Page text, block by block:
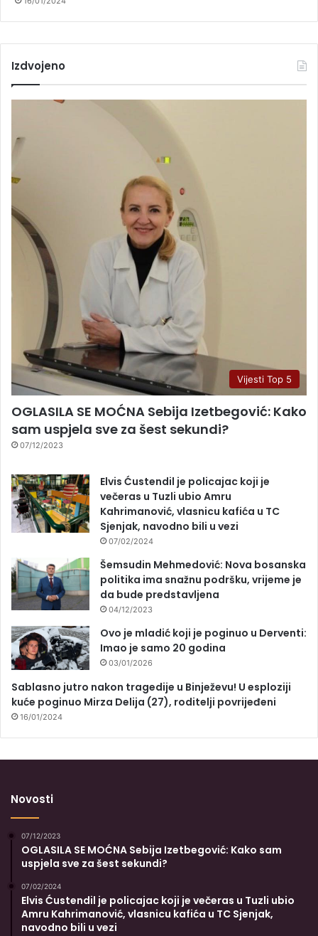
Izdvojeno
Vijesti Top 5
OGLASILA SE MOĆNA Sebija Izetbegović: Kako
sam uspjela sve za šest sekundi?
07/12/2023
Elvis Ćustendil je policajac koji je
večeras u Tuzli ubio Amru
Kahrimanović, vlasnicu kafića u TC
Sjenjak, navodno bili u vezi
07/02/2024
Šemsudin Mehmedović: Nova bosanska
politika ima snažnu podršku, vrijeme je
da bude predstavljena
04/12/2023
Ovo je mladić koji je poginuo u Derventi:
Imao je samo 20 godina
03/01/2026
Sablasno jutro nakon tragedije u Binježevu! U esploziji
kuće poginuo Mirza Delija (27), roditelji povrijeđeni
16/01/2024
Novosti
07/12/2023
OGLASILA SE MOĆNA Sebija Izetbegović: Kako sam
uspjela sve za šest sekundi?
07/02/2024
Elvis Ćustendil je policajac koji je večeras u Tuzli ubio
Amru Kahrimanović, vlasnicu kafića u TC Sjenjak,
navodno bili u vezi